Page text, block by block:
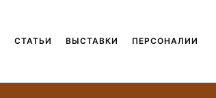
СТАТЬИ ВЫСТАВКИ ПЕРСОНАЛИИ